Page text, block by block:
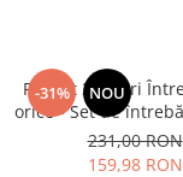
-31% NOU
Pachet 2 jocuri
orice - Set de
Părinți și Copii
231,00 RON
159,98 RON